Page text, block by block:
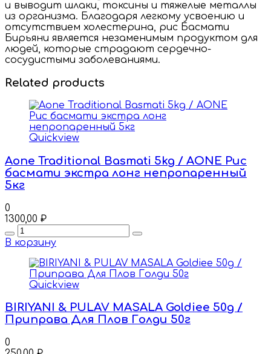
и выводит шлаки, токсины и тяжелые металлы
из организма. Благодаря легкому усвоению и
отсутствием холестерина, рис Басмати
Бирьяни является незаменимым продуктом для
людей, которые страдают сердечно-
сосудистыми заболеваниями.
Related products
Quickview
Aone Traditional Basmati 5kg / AONE Рис
басмати экстра лонг непропаренный
5кг
0
1300,00 ₽
Quantity
В корзину
Quickview
BIRIYANI & PULAV MASALA Goldiee 50g /
Приправа Для Плов Голди 50г
0